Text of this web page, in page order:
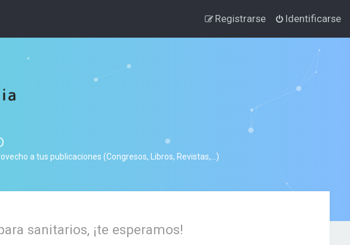
Identificarse
Registrarse
a tus publicaciones (Congresos, Libros, Revistas,...)
sanitarios, ¡te esperamos!